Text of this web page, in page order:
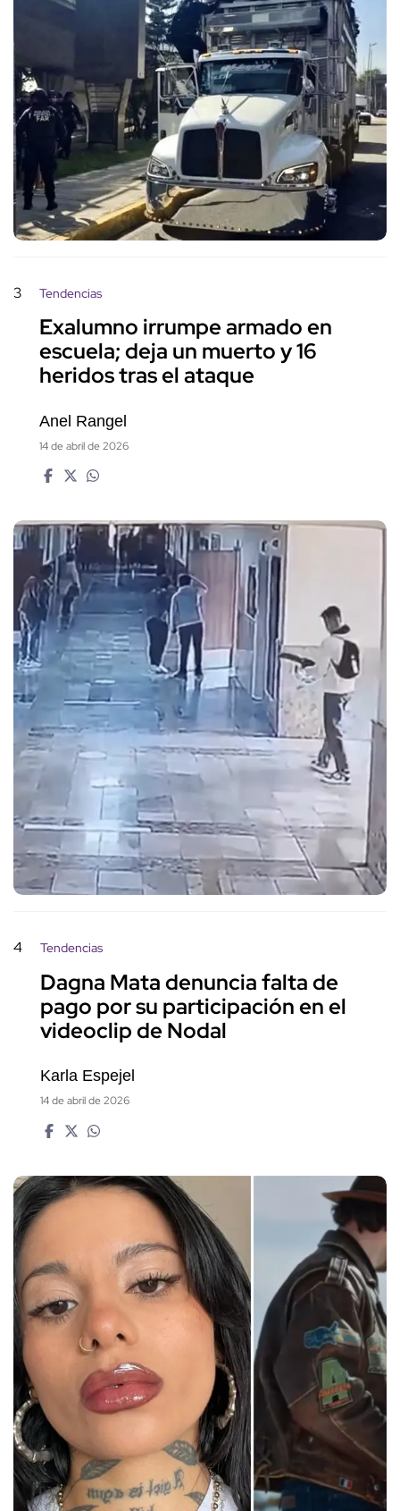
3 Tendencias
Exalumno irrumpe armado en
escuela; deja un muerto y 16
heridos tras el ataque
Anel Rangel
14 de abril de 2026
4 Tendencias
Dagna Mata denuncia falta de
pago por su participación en el
videoclip de Nodal
Karla Espejel
14 de abril de 2026